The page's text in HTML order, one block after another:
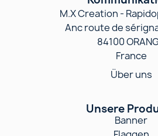
Ihre Online-
M.X Creation -
Anc route de
84100 ORANGE
Über uns